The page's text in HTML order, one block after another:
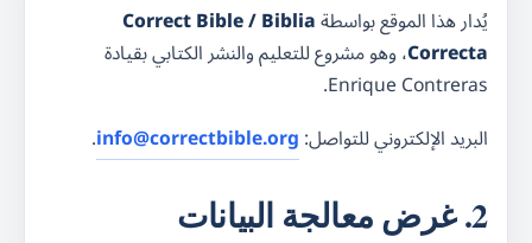
يُدار هذا الموقع بواسطةCorrect Bible / Biblia
Correcta، وهو مشروع للتعليم والنشر الكتابي بقيادة
Enrique Contreras.
البريد الإلكتروني للتواصل:info@correctbible.org
.
2. غرض معالجة البيانات